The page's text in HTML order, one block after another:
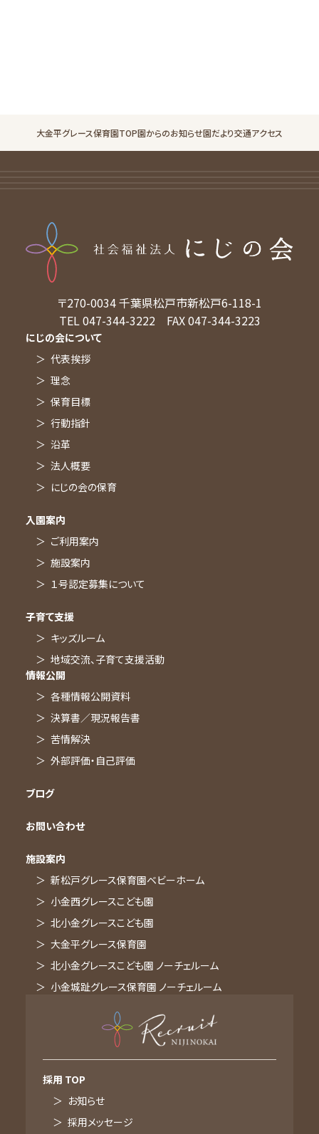
採用 TOP
福利厚生
大金平グレース保育園TOP園からのお知らせ園だより交通アクセス
〒270-0034千葉県松戸市新松戸6-118-1
TEL 047-344-3222
FAX 047-344-3223
にじの会について
代表挨拶
理念
保育目標
行動指針
沿革
法人概要
にじの会の保育
入園案内
ご利用案内
施設案内
１号認定募集について
子育て支援
キッズルーム
地域交流、子育て支援活動
情報公開
各種情報公開資料
決算書／現況報告書
苦情解決
外部評価・自己評価
ブログ
お問い合わせ
施設案内
新松戸グレース保育園ベビーホーム
小金西グレースこども園
北小金グレースこども園
大金平グレース保育園
北小金グレースこども園 ノーチェルーム
小金城趾グレース保育園 ノーチェルーム
採用 TOP
お知らせ
採用メッセージ